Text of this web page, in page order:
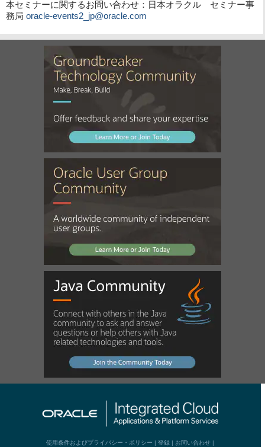
本セミナーに関するお問い合わせ：日本オラクル セミナー事
務局 oracle-events2_jp@oracle.com
使用条件およびプライバシー・ポリシー |登録 | お問い合わせ |